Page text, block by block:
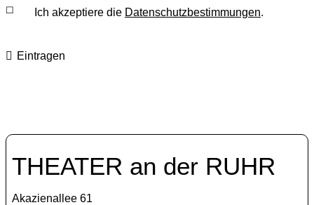
Ich akzeptiere die Datenschutzbestimmungen.
Eintragen
THEATER an der RUHR
Akazienallee 61